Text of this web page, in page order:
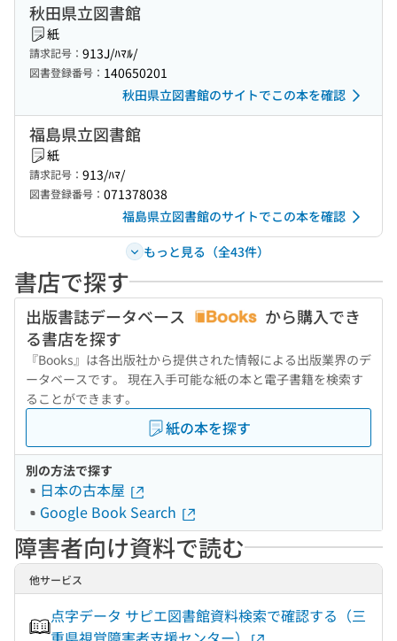
秋田県立図書館
紙
請求記号： 913J/ﾊﾏﾙ/
図書登録番号： 140650201
秋田県立図書館のサイトでこの本を確認
福島県立図書館
紙
請求記号： 913/ﾊﾏ/
図書登録番号： 071378038
福島県立図書館のサイトでこの本を確認
もっと見る（全43件）
書店で探す
出版書誌データベース
から購入でき
る書店を探す
『Books』は各出版社から提供された情報による出版業界のデ
ータベースです。 現在入手可能な紙の本と電子書籍を検索す
ることができます。
紙の本を探す
別の方法で探す
日本の古本屋
Google Book Search
障害者向け資料で読む
他サービス
点字データ サピエ図書館資料検索で確認する（三